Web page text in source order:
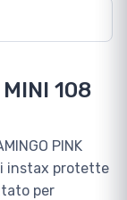
108
PINK
instax protette
per